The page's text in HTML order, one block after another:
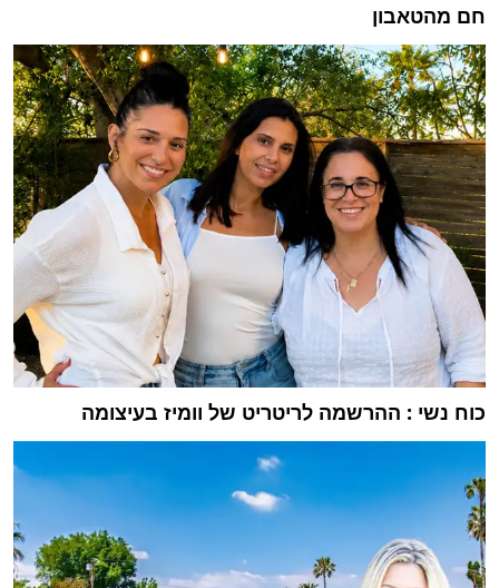
חם מהטאבון
כוח נשי : ההרשמה לריטריט של וומיז בעיצומה